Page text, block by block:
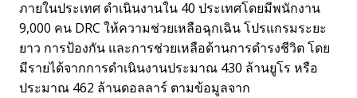
ภายในประเทศ ดำเนินงานใน 40 ประเทศโดยมีพนักงาน
9,000 คน DRC ให้ความช่วยเหลือฉุกเฉิน โปรแกรมระยะ
ยาว การป้องกัน และการช่วยเหลือด้านการดำรงชีวิต โดย
มีรายได้จากการดำเนินงานประมาณ 430 ล้านยูโร หรือ
ประมาณ 462 ล้านดอลลาร์ ตามข้อมูลจาก